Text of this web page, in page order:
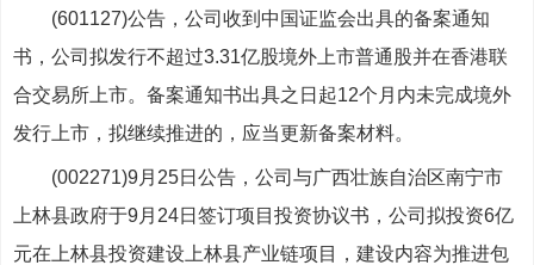
(601127)公告，公司收到中国证监会出具的备案通知
书，公司拟发行不超过3.31亿股境外上市普通股并在香港联
合交易所上市。备案通知书出具之日起12个月内未完成境外
发行上市，拟继续推进的，应当更新备案材料。
(002271)9月25日公告，公司与广西壮族自治区南宁市
上林县政府于9月24日签订项目投资协议书，公司拟投资6亿
元在上林县投资建设上林县产业链项目，建设内容为推进包